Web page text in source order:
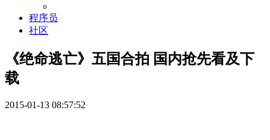
程序员
社区
《绝命逃亡》五国合拍 国内抢先看及下
载
2015-01-13 08:57:52